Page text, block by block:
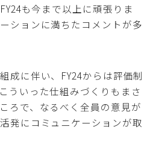
も今まで以上に頑張りま
ションに満ちたコメントが多
成に伴い、FY24からは評価制
ういった仕組みづくりもまさ
ろで、なるべく全員の意見が
発にコミュニケーションが取